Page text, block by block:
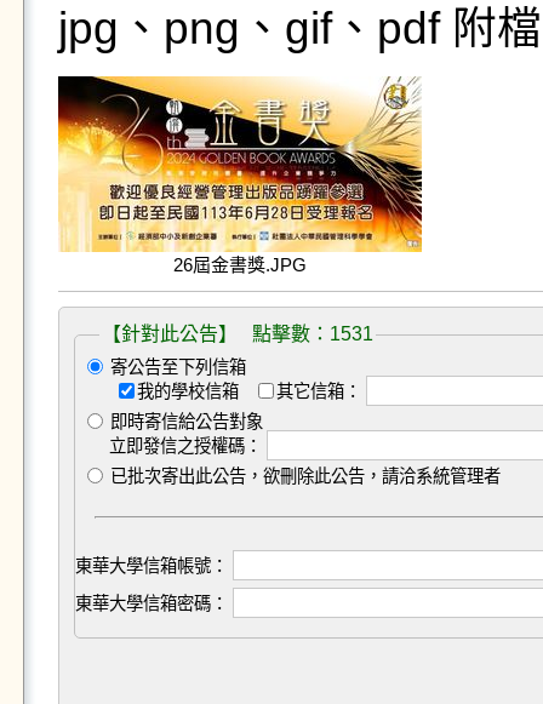
jpg、png、gif、pdf 附
26屆金書獎.JPG
【針對此公告】 點擊數：1531
寄公告至下列信箱
我的學校信箱
其它信箱：
即時寄信給公告對象
立即發信之授權碼：
已批次寄出此公告，欲刪除此公告，請洽系統管理者
東華大學信箱帳號：
東華大學信箱密碼：